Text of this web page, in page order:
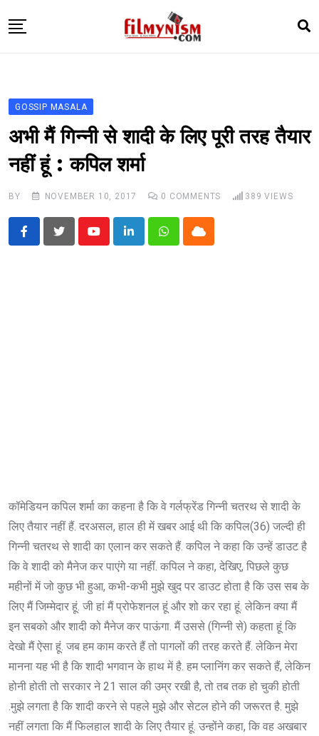
to
TELEVISION
BHOJPURI
NEWS ABTAK
STARRY SIDES
MORE
GOSSIP MASALA
अभी मैं गिन्नी से शादी के लिए पूरी तरह तैयार
नहीं हूं : कपिल शर्मा
BY NOVEMBER 10, 2017 0 COMMENTS 389 VIEWS
YoutubeLinkedInWhatsappCloud
कॉमेडियन कपिल शर्मा का कहना है कि वे गर्लफ्रेंड गिन्नी चतरथ से शादी के
लिए तैयार नहीं हैं. दरअसल, हाल ही में खबर आई थी कि कपिल(36) जल्दी ही
गिन्नी चतरथ से शादी का एलान कर सकते हैं. कपिल ने कहा कि उन्हें डाउट है
कि वे शादी को मैनेज कर पाएंगे या नहीं. कपिल ने कहा, देखिए, पिछले कुछ
महीनों में जो कुछ भी हुआ, कभी-कभी मुझे खुद पर डाउट होता है कि उस सब के
लिए मैं जिम्मेदार हूं. जी हां मैं प्रोफेशनल हूं और शो कर रहा हूं. लेकिन क्या मैं
इन सबको और शादी को मैनेज कर पाऊंगा. मैं उससे (गिन्नी से) कहता हूं कि
देखो मैं ऐसा हूं. जब हम काम करते हैं तो पागलों की तरह करते हैं. लेकिन मेरा
मानना यह भी है कि शादी भगवान के हाथ में है. हम प्लानिंग कर सकते हैं, लेकिन
होनी होती तो सरकार ने 21 साल की उम्र रखी है, तो तब तक हो चुकी होती
.मुझे लगता है कि शादी करने से पहले मुझे और सेटल होने की जरूरत है. मुझे
नहीं लगता कि मैं फिलहाल शादी के लिए तैयार हूं. उन्होंने कहा, कि वह अखबार